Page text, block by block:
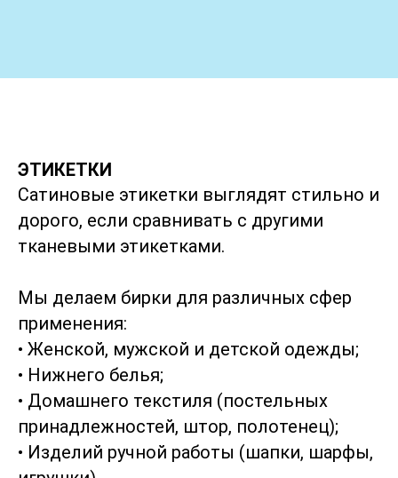
ЭТИКЕТКИ
Сатиновые этикетки выглядят стильно и
дорого, если сравнивать с другими
тканевыми этикетками.
Мы делаем бирки для различных сфер
применения:
• Женской, мужской и детской одежды;
• Нижнего белья;
• Домашнего текстиля (постельных
принадлежностей, штор, полотенец);
• Изделий ручной работы (шапки, шарфы,